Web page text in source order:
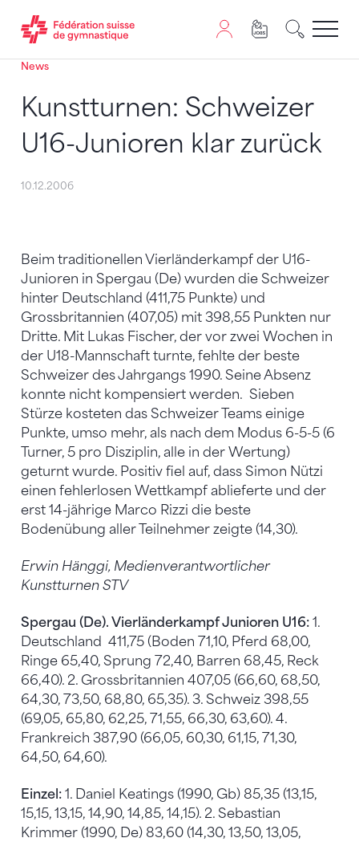
Passer au contenu
Naviguer vers le plan du siten
JavaScript est nécessaire pour naviguer sur ce site.
News
Kunstturnen: Schweizer
U16-Junioren klar zurück
10.12.2006
Beim traditionellen Vierländerkampf der U16-
Junioren in Spergau (De) wurden die Schweizer
hinter Deutschland (411,75 Punkte) und
Grossbritannien (407,05) mit 398,55 Punkten nur
Dritte. Mit Lukas Fischer, der vor zwei Wochen in
der U18-Mannschaft turnte, fehlte der beste
Schweizer des Jahrgangs 1990. Seine Absenz
konnte nicht kompensiert werden. Sieben
Stürze kosteten das Schweizer Teams einige
Punkte, umso mehr, als nach dem Modus 6-5-5 (6
Turner, 5 pro Disziplin, alle in der Wertung)
geturnt wurde. Positiv fiel auf, dass Simon Nützi
einen fehlerlosen Wettkampf ablieferte und der
erst 14-jährige Marco Rizzi die beste
Bodenübung aller Teilnehmer zeigte (14,30).
Erwin Hänggi, Medienverantwortlicher
Kunstturnen STV
Spergau (De). Vierländerkampf Junioren U16: 1.
Deutschland 411,75 (Boden 71,10, Pferd 68,00,
Ringe 65,40, Sprung 72,40, Barren 68,45, Reck
66,40). 2. Grossbritannien 407,05 (66,60, 68,50,
64,30, 73,50, 68,80, 65,35). 3. Schweiz 398,55
(69,05, 65,80, 62,25, 71,55, 66,30, 63,60). 4.
Frankreich 387,90 (66,05, 60,30, 61,15, 71,30,
64,50, 64,60).
Einzel: 1. Daniel Keatings (1990, Gb) 85,35 (13,15,
15,15, 13,15, 14,90, 14,85, 14,15). 2. Sebastian
Krimmer (1990, De) 83,60 (14,30, 13,50, 13,05,